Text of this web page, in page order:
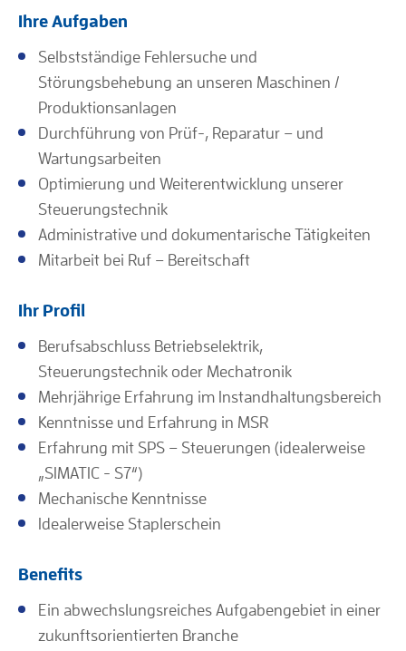
Ihre Aufgaben
Selbstständige Fehlersuche und
Störungsbehebung an unseren Maschinen /
Produktionsanlagen
Durchführung von Prüf-, Reparatur – und
Wartungsarbeiten
Optimierung und Weiterentwicklung unserer
Steuerungstechnik
Administrative und dokumentarische Tätigkeiten
Mitarbeit bei Ruf – Bereitschaft
Ihr Profil
Berufsabschluss Betriebselektrik,
Steuerungstechnik oder Mechatronik
Mehrjährige Erfahrung im Instandhaltungsbereich
Kenntnisse und Erfahrung in MSR
Erfahrung mit SPS – Steuerungen (idealerweise
„SIMATIC - S7“)
Mechanische Kenntnisse
Idealerweise Staplerschein
Benefits
Ein abwechslungsreiches Aufgabengebiet in einer
zukunftsorientierten Branche